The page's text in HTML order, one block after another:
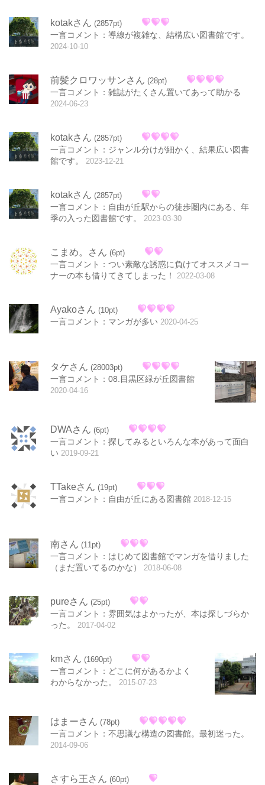
kotakさん (2857pt)
一言コメント：導線が複雑な、結構広い図書館です。
2024-10-10
前髪クロワッサンさん (28pt)
一言コメント：雑誌がたくさん置いてあって助かる
2024-06-23
kotakさん (2857pt)
一言コメント：ジャンル分けが細かく、結果広い図書
館です。
2023-12-21
kotakさん (2857pt)
一言コメント：自由が丘駅からの徒歩圏内にある、年
季の入った図書館です。
2023-03-30
こまめ。さん (6pt)
一言コメント：つい素敵な誘惑に負けてオススメコー
ナーの本も借りてきてしまった！
2022-03-08
Ayakoさん (10pt)
一言コメント：マンガが多い 2020-04-25
タケさん (28003pt)
一言コメント：08.目黒区緑が丘図書館
2020-04-16
DWAさん (6pt)
一言コメント：探してみるといろんな本があって面白
い 2019-09-21
TTakeさん (19pt)
一言コメント：自由が丘にある図書館 2018-12-15
南さん (11pt)
一言コメント：はじめて図書館でマンガを借りました
（まだ置いてるのかな）
2018-06-08
pureさん (25pt)
一言コメント：雰囲気はよかったが、本は探しづらか
った。
2017-04-02
kmさん (1690pt)
一言コメント：どこに何があるかよく
わからなかった。
2015-07-23
はまーさん (78pt)
一言コメント：不思議な構造の図書館。最初迷った。
2014-09-06
さすら王さん (60pt)